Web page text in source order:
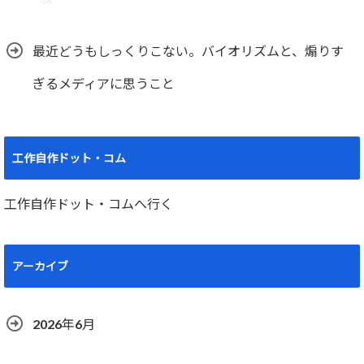
最近どうもしっくりこない。バイオリズムと、煽りす
ぎるメディアに思うこと
工作自作ドット・コム
工作自作ドット・コムへ行く
アーカイブ
2026年6月